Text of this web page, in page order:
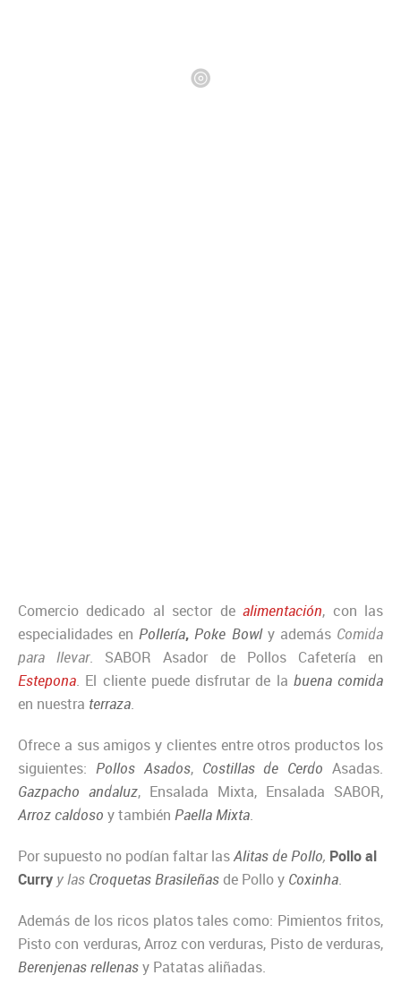
Comercio dedicado al sector dealimentación, con las
especialidades enPollería, Poke Bowl y además Comida
para llevar. SABOR Asador de Pollos Cafetería en
Estepona. El cliente puede disfrutar de la buena comida
en nuestra terraza.
Ofrece a sus amigos y clientes entre otros productos los
siguientes: Pollos Asados, Costillas de Cerdo Asadas.
Gazpacho andaluz, Ensalada Mixta, Ensalada SABOR,
Arroz caldoso y también Paella Mixta.
Por supuesto no podían faltar lasAlitas de Pollo, Pollo al
Curry y las Croquetas Brasileñasde Pollo y Coxinha.
Además de los ricos platos tales como: Pimientos fritos,
Pisto con verduras, Arroz con verduras, Pisto de verduras,
Berenjenas rellenasy Patatas aliñadas.